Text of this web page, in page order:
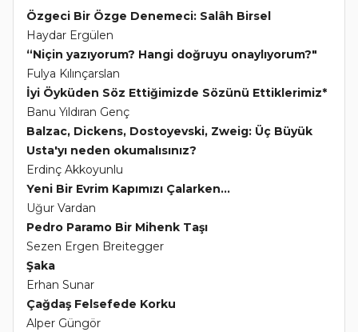
Özgeci Bir Özge Denemeci: Salâh Birsel
Haydar Ergülen
“Niçin yazıyorum? Hangi doğruyu onaylıyorum?"
Fulya Kılınçarslan
İyi Öyküden Söz Ettiğimizde Sözünü Ettiklerimiz*
Banu Yıldıran Genç
Balzac, Dickens, Dostoyevski, Zweig: Üç Büyük
Usta'yı neden okumalısınız?
Erdinç Akkoyunlu
Yeni Bir Evrim Kapımızı Çalarken...
Uğur Vardan
Pedro Paramo Bir Mihenk Taşı
Sezen Ergen Breitegger
Şaka
Erhan Sunar
Çağdaş Felsefede Korku
Alper Güngör